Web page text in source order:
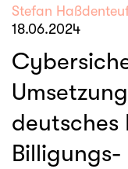
Stefan
18.06.2024
deutsches
Billigungs-